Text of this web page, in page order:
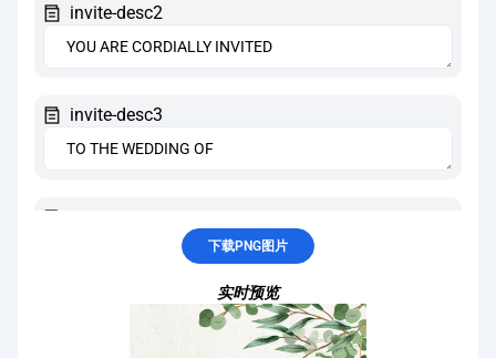
invite-desc2
invite-desc3
下载PNG图片
实时预览